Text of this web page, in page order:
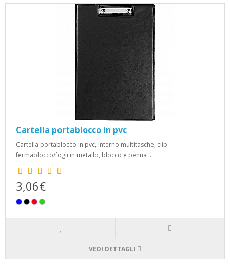
Cartella portablocco in pvc
Cartella portablocco in pvc, interno multitasche, clip
fermablocco/fogli in metallo, blocco e penna ..
3,06€
VEDI DETTAGLI